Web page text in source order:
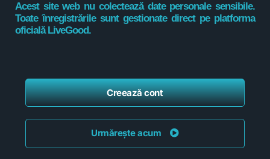
Acest site web nu colectează date personale sensibile.
Toate înregistrările sunt gestionate direct pe platforma
oficială LiveGood.
Creează cont
Urmărește acum